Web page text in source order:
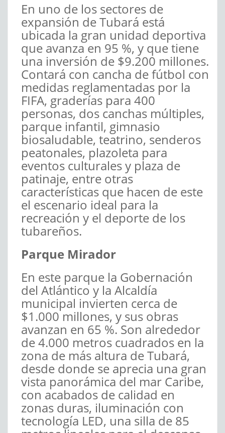
En uno de los sectores de
expansión de Tubará está
ubicada la gran unidad deportiva
que avanza en 95 %, y que tiene
una inversión de $9.200 millones.
Contará con cancha de fútbol con
medidas reglamentadas por la
FIFA, graderías para 400
personas, dos canchas múltiples,
parque infantil, gimnasio
biosaludable, teatrino, senderos
peatonales, plazoleta para
eventos culturales y plaza de
patinaje, entre otras
características que hacen de este
el escenario ideal para la
recreación y el deporte de los
tubareños.
Parque Mirador
En este parque la Gobernación
del Atlántico y la Alcaldía
municipal invierten cerca de
$1.000 millones, y sus obras
avanzan en 65 %. Son alrededor
de 4.000 metros cuadrados en la
zona de más altura de Tubará,
desde donde se aprecia una gran
vista panorámica del mar Caribe,
con acabados de calidad en
zonas duras, iluminación con
tecnología LED, una silla de 85